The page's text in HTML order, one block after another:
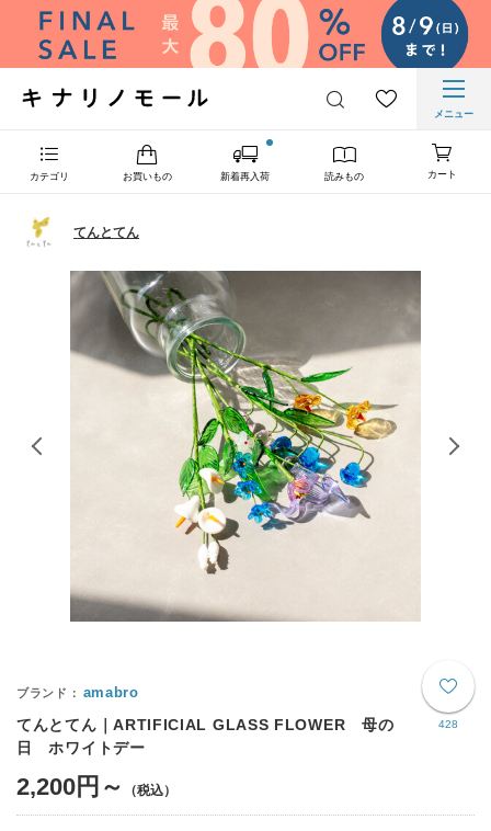
メニュー
カテゴリ お買いもの 新着再入荷 読みもの カート
てんとてん
428
amabro
てんとてん｜ARTIFICIAL GLASS FLOWER 母の
日 ホワイトデー
2,200円～